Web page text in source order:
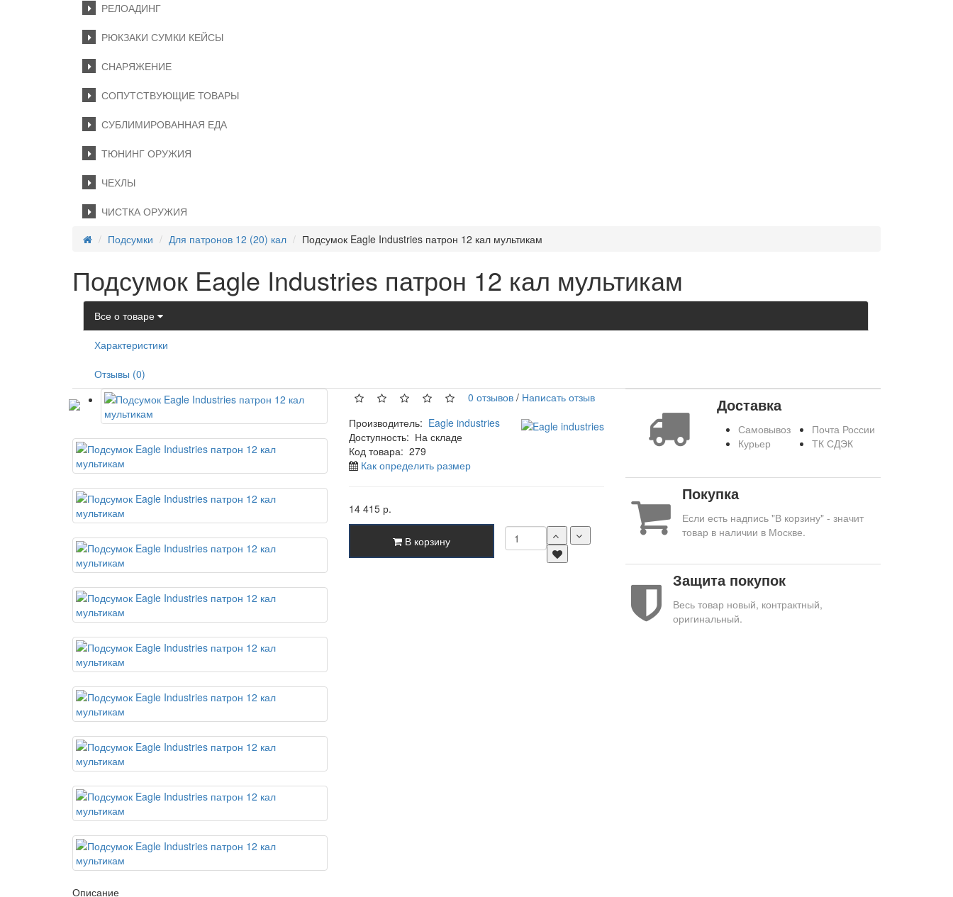
РЕЛОАДИНГ
РЮКЗАКИ СУМКИ КЕЙСЫ
СНАРЯЖЕНИЕ
СОПУТСТВУЮЩИЕ ТОВАРЫ
СУБЛИМИРОВАННАЯ ЕДА
ТЮНИНГ ОРУЖИЯ
ЧЕХЛЫ
ЧИСТКА ОРУЖИЯ
Подсумки
Для патронов 12 (20) кал Подсумок Eagle Industries патрон 12 кал мультикам
Подсумок Eagle Industries патрон 12 кал мультикам
Все о товаре
Характеристики
Отзывы (0)
0 отзывов / Написать отзыв
Производитель: Eagle industries
Доступность: На складе
Код товара: 279
Как определить размер
14 415 р.
В корзину
Доставка
Самовывоз
Курьер
Почта России
ТК СДЭК
Покупка
Если есть надпись "В корзину" - значит
товар в наличии в Москве.
Защита покупок
Весь товар новый, контрактный,
оригинальный.
Описание